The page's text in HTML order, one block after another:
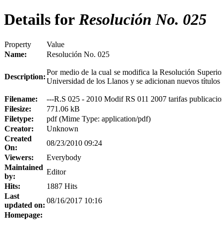
Details for Resolución No. 025
Property
Value
Name:
Resolución No. 025
Description:
Por medio de la cual se modifica la Resolución
Universidad de los Llanos y se adicionan nuevos títulos
Filename:
---R.S 025 - 2010 Modif RS 011 2007 tarifas
Filesize:
771.06 kB
Filetype:
pdf (Mime Type: application/pdf)
Creator:
Unknown
Created
On:
08/23/2010 09:24
Viewers:
Everybody
Maintained
by:
Editor
Hits:
1887 Hits
Last
updated on:
08/16/2017 10:16
Homepage: